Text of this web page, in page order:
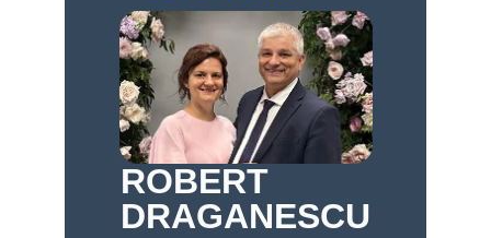
ROBERT
DRAGANESCU